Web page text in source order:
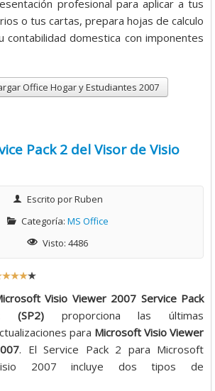
profesional para aplicar a tus
o tus cartas, prepara hojas de calculo
contabilidad domestica con imponentes
Office Hogar y Estudiantes 2007
Pack 2 del Visor de Visio
Escrito porRuben
Categoría: MS Office
Visto: 4486
Visio Viewer 2007 Service Pack
(SP2)proporciona las últimas
para Microsoft Visio Viewer
. El Service Pack 2 para Microsoft
2007 incluye dos tipos de